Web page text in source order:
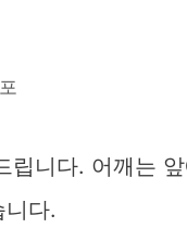
립니다. 어깨는
다.